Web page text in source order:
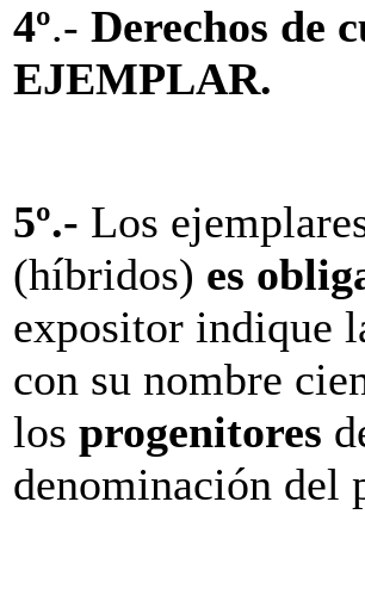
4º.- Derechos de
EJEMPLAR.
5º.- Los
(híbridos) es
expositor indique
con su nombre
los progenitores
denominación del